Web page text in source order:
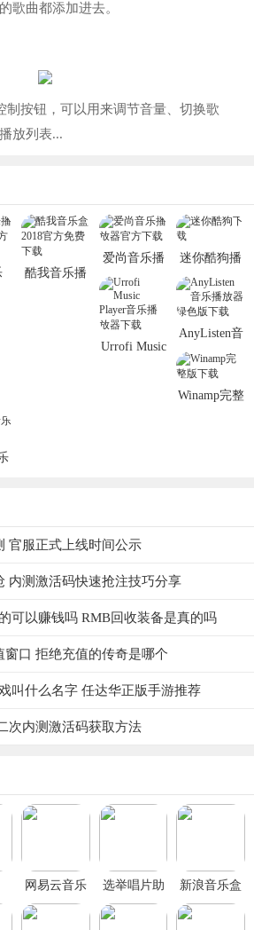
歌曲都添加进去。
制按钮，可以用来调节音量、切换歌
放列表...
酷我音乐播
爱尚音乐播
放器
迷你酷狗播
放器
（MiniKuGoo
Urrofi Music
AnyListen音
乐播放器
Winamp完整
官服正式上线时间公示
内测激活码快速抢注技巧分享
可以赚钱吗 RMB回收装备是真的吗
窗口 拒绝充值的传奇是哪个
叫什么名字 任达华正版手游推荐
次内测激活码获取方法
网易云音乐
2018电脑版
选举唱片助
手
新浪音乐盒